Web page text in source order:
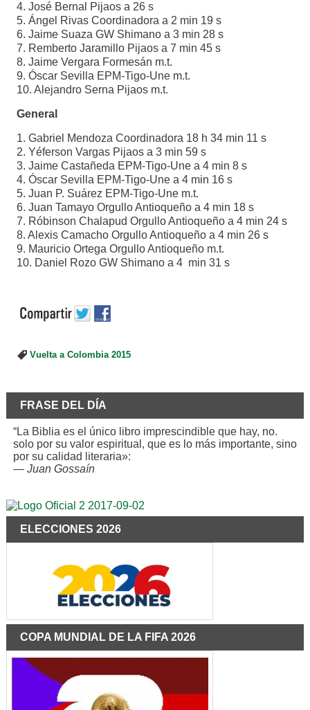
4. José Bernal Pijaos a 26 s
5. Ángel Rivas Coordinadora a 2 min 19 s
6. Jaime Suaza GW Shimano a 3 min 28 s
7. Remberto Jaramillo Pijaos a 7 min 45 s
8. Jaime Vergara Formesán m.t.
9. Óscar Sevilla EPM-Tigo-Une m.t.
10. Alejandro Serna Pijaos m.t.
General
1. Gabriel Mendoza Coordinadora 18 h 34 min 11 s
2. Yéferson Vargas Pijaos a 3 min 59 s
3. Jaime Castañeda EPM-Tigo-Une a 4 min 8 s
4. Óscar Sevilla EPM-Tigo-Une a 4 min 16 s
5. Juan P. Suárez EPM-Tigo-Une m.t.
6. Juan Tamayo Orgullo Antioqueño a 4 min 18 s
7. Róbinson Chalapud Orgullo Antioqueño a 4 min 24 s
8. Alexis Camacho Orgullo Antioqueño a 4 min 26 s
9. Mauricio Ortega Orgullo Antioqueño m.t.
10. Daniel Rozo GW Shimano a 4 min 31 s
Vuelta a Colombia 2015
FRASE DEL DÍA
“La Biblia es el único libro imprescindible que hay, no.
solo por su valor espiritual, que es lo más importante, sino
por su calidad literaria»:
— Juan Gossaín
ELECCIONES 2026
COPA MUNDIAL DE LA FIFA 2026